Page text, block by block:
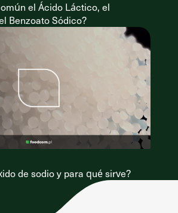
el Ácido Láctico, el
Benzoato Sódico?
de sodio y para qué sirve?